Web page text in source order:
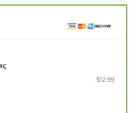
$12.99